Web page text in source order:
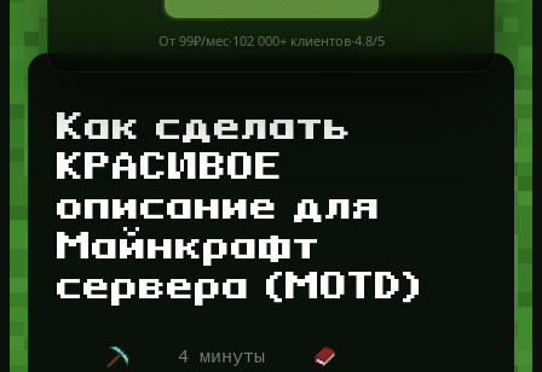
От 99₽/мес·102 000+ клиентов·4.8/5
Как сделать
КРАСИВОЕ
описание для
Майнкрафт
сервера (MOTD)
4 минуты